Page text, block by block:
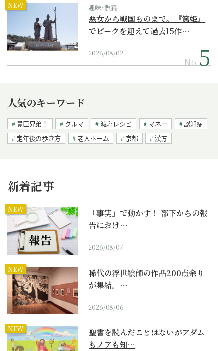
NEW 趣味･教養
悪女から戦国ものまで。『篤姫』
でピークを迎えて過去15作…
2026/08/02
No.
人気のキーワード
豊臣兄弟！ クルマ 減塩レシピ マネー
認知症
定年後の歩き方
老人ホーム 京都 漢方
新着記事
NEW
「事実」で動かす！ 部下からの報
告におけ…
2026/08/07
NEW
稀代の浮世絵師の作品200点余り
が集結。…
2026/08/06
NEW
聖書を読んだことはないがアダム
もノアも知…